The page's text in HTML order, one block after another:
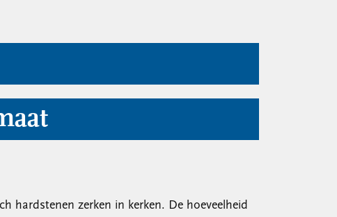
hardstenen zerken in kerken. De hoeveelheid